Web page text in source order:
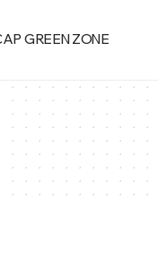
GREEN ZONE